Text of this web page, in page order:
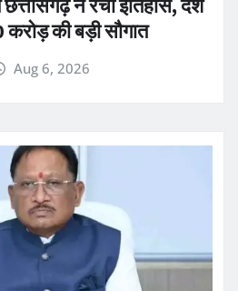
ने रचा इतिहास, देश
की बड़ी सौगात
Aug 6, 2026